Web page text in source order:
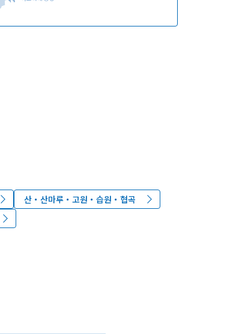
산・산마루・고원・습원・협곡